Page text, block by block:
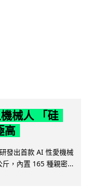
械人 「硅
高
發出首款 AI 性愛機械
，內置 165 種親密...